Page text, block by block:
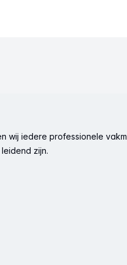
wij iedere professionele
zijn.